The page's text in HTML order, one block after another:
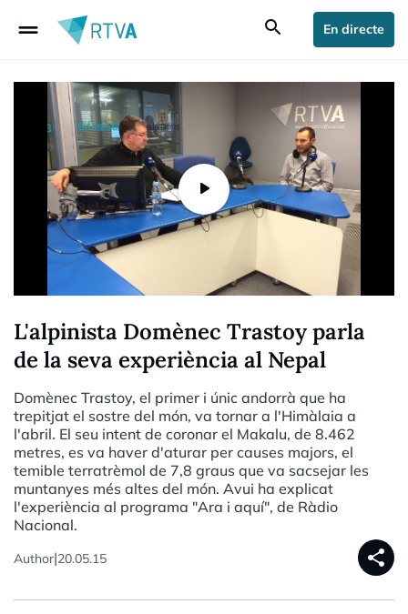
drag_handle search En directe
L'alpinista Domènec Trastoy parla
de la seva experiència al Nepal
Domènec Trastoy, el primer i únic andorrà que ha
trepitjat el sostre del món, va tornar a l'Himàlaia a
l'abril. El seu intent de coronar el Makalu, de 8.462
metres, es va haver d'aturar per causes majors, el
temible terratrèmol de 7,8 graus que va sacsejar les
muntanyes més altes del món. Avui ha explicat
l'experiència al programa "Ara i aquí", de Ràdio
Nacional.
Author|20.05.15 share